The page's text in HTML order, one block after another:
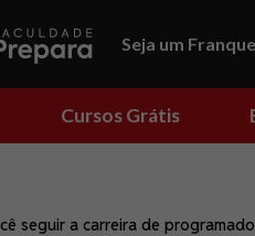
Seja um
Cursos Grátis
seguir a carreira de